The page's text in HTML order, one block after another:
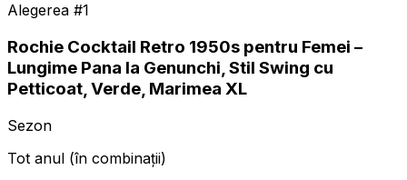
Alegerea #1
Rochie Cocktail Retro 1950s pentru Femei –
Lungime Pana la Genunchi, Stil Swing cu
Petticoat, Verde, Marimea XL
Sezon
Tot anul (în combinații)